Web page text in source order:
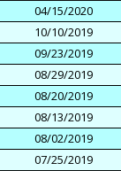
04/15/2020
10/10/2019
09/23/2019
08/29/2019
08/20/2019
08/13/2019
08/02/2019
07/25/2019